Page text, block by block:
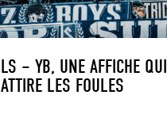
LS – YB, UNE AFFICHE QUI
ATTIRE LES FOULES